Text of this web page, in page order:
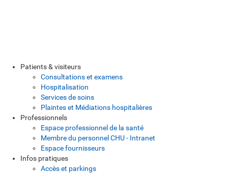
Patients & visiteurs
Consultations et examens
Hospitalisation
Services de soins
Plaintes et Médiations hospitalières
Professionnels
Espace professionnel de la santé
Membre du personnel CHU - Intranet
Espace fournisseurs
Infos pratiques
Accès et parkings